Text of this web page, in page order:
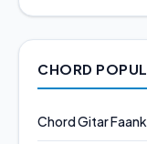
CHORD
Chord Gitar